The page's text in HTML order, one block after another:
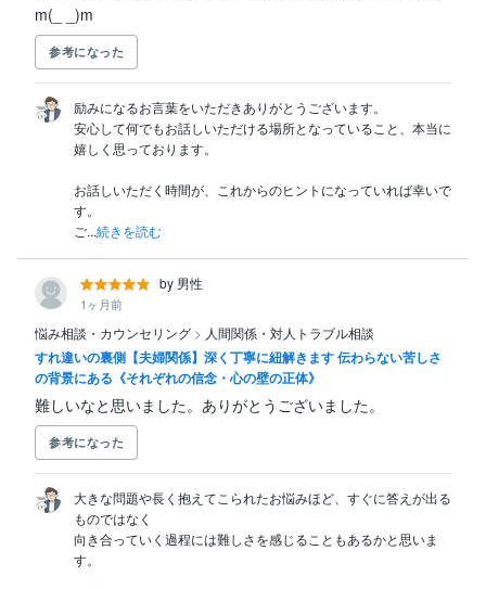
m(_ _)m
参考になった
励みになるお言葉をいただきありがとうございます。
安心して何でもお話しいただける場所となっていること、本当に
嬉しく思っております。
お話しいただく時間が、これからのヒントになっていれば幸いで
す。
ご...続きを読む
by 男性
1ヶ月前
悩み相談・カウンセリング > 人間関係・対人トラブル相談
すれ違いの裏側【夫婦関係】深く丁寧に紐解きます 伝わらない苦しさ
の背景にある《それぞれの信念・心の壁の正体》
難しいなと思いました。ありがとうございました。
参考になった
大きな問題や長く抱えてこられたお悩みほど、すぐに答えが出る
ものではなく
向き合っていく過程には難しさを感じることもあるかと思いま
す。